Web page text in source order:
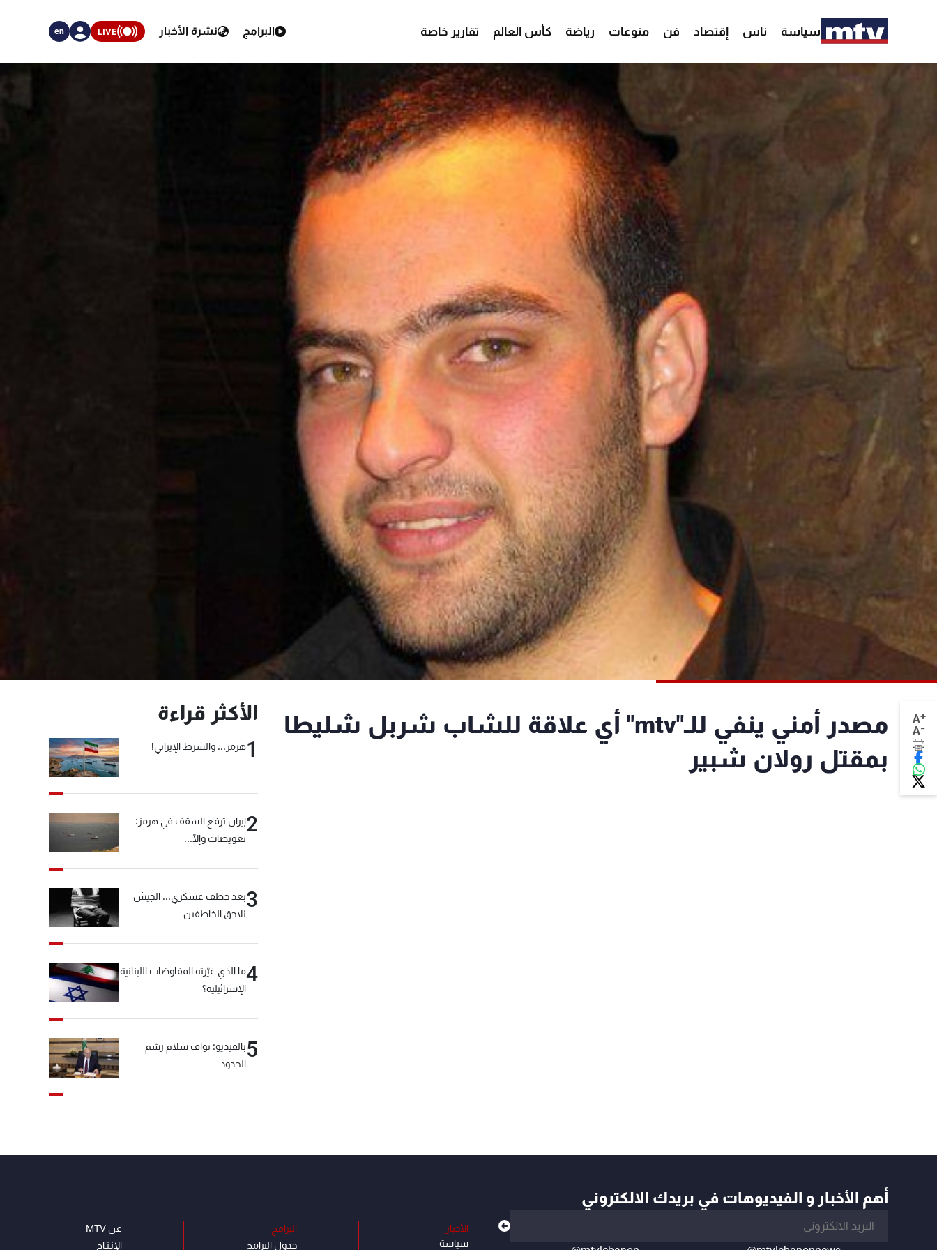
سياسة ناس إقتصاد فن منوعات رياضة كأس العالم تقارير خاصة البرامج نشرة الأخبار LIVE
en
A+
A-
مصدر أمني ينفي للـ"mtv" أي علاقة للشاب شربل شليطا
بمقتل رولان شبير
الأكثر قراءة
1هرمز... والشرط الإيراني!
2إيران ترفع السقف في هرمز:
تعويضات وإلّا...
3بعد خطف عسكري... الجيش
يُلاحق الخاطفين
4ما الذي غيّرته المفاوضات اللبنانية
الإسرائيلية؟
5بالفيديو: نواف سلام رسّم
الحدود
أهم الأخبار و الفيديوهات في بريدك الالكتروني
الأخبار
سياسة
البرامج
جدول البرامج
عن MTV
الإنـتـاج